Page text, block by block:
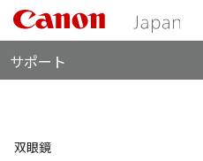
サポート
双眼鏡